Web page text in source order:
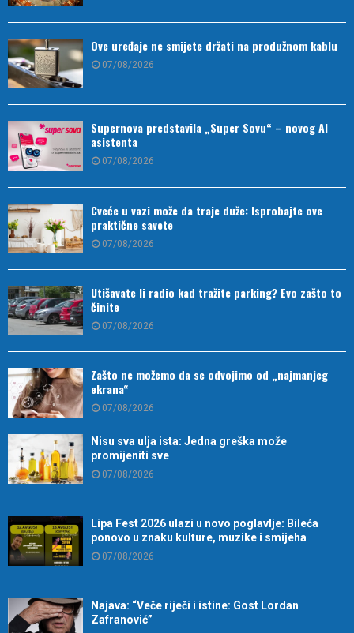
Ove uređaje ne smijete držati na produžnom kablu
07/08/2026
Supernova predstavila „Super Sovu“ – novog AI
asistenta
07/08/2026
Cveće u vazi može da traje duže: Isprobajte ove
praktične savete
07/08/2026
Utišavate li radio kad tražite parking? Evo zašto to
činite
07/08/2026
Zašto ne možemo da se odvojimo od „najmanjeg
ekrana“
07/08/2026
Nisu sva ulja ista: Jedna greška može
promijeniti sve
07/08/2026
Lipa Fest 2026 ulazi u novo poglavlje: Bileća
ponovo u znaku kulture, muzike i smijeha
07/08/2026
Najava: “Veče riječi i istine: Gost Lordan
Zafranović”